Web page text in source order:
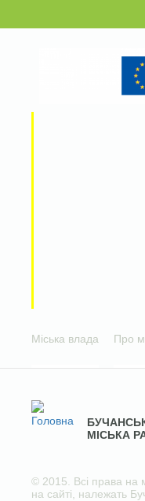
Міська влада Про
МІСЬКА
© 2015. Всі права на
на сайті, належать